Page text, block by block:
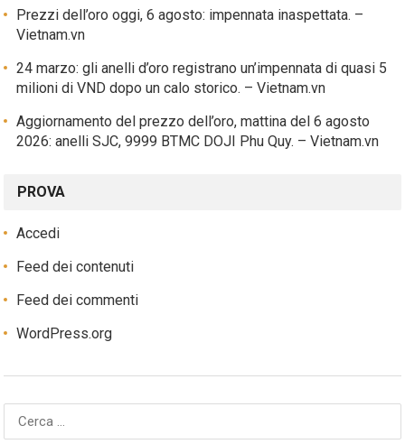
Prezzi dell’oro oggi, 6 agosto: impennata inaspettata. –
Vietnam.vn
24 marzo: gli anelli d’oro registrano un’impennata di quasi 5
milioni di VND dopo un calo storico. – Vietnam.vn
Aggiornamento del prezzo dell’oro, mattina del 6 agosto
2026: anelli SJC, 9999 BTMC DOJI Phu Quy. – Vietnam.vn
PROVA
Accedi
Feed dei contenuti
Feed dei commenti
WordPress.org
Ricerca
per: